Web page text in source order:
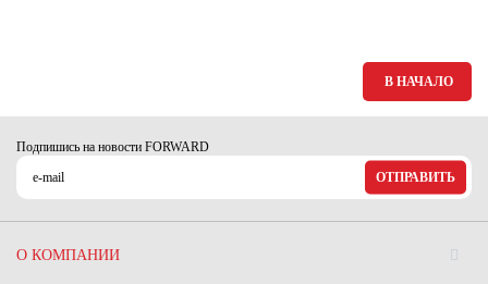
В НАЧАЛО
Подпишись на новости FORWARD
ОТПРАВИТЬ
О КОМПАНИИ